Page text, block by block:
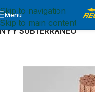
Skip to navigation
Skip to main content
Menu
Inicio CABLES Y
NYY SUBTERRANEO